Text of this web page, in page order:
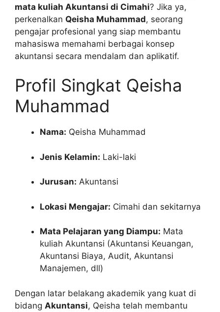
mata kuliah Akuntansi di Cimahi? Jika ya,
perkenalkan Qeisha Muhammad, seorang
pengajar profesional yang siap membantu
mahasiswa memahami berbagai konsep
akuntansi secara mendalam dan aplikatif.
Profil Singkat Qeisha
Muhammad
Nama: Qeisha Muhammad
Jenis Kelamin: Laki-laki
Jurusan: Akuntansi
Lokasi Mengajar: Cimahi dan sekitarnya
Mata Pelajaran yang Diampu: Mata
kuliah Akuntansi (Akuntansi Keuangan,
Akuntansi Biaya, Audit, Akuntansi
Manajemen, dll)
Dengan latar belakang akademik yang kuat di
bidang Akuntansi, Qeisha telah membantu